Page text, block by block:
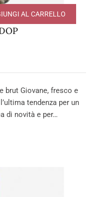
AL CARRELLO
brut Giovane, fresco e
tendenza per un
di novità e per…